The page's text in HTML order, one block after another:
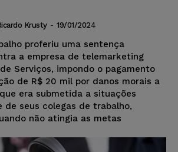
Krusty - 19/01/2024
proferiu uma sentença
a empresa de telemarketing
Serviços, impondo o pagamento
de R$ 20 mil por danos morais a
era submetida a situações
de seus colegas de trabalho,
não atingia as metas